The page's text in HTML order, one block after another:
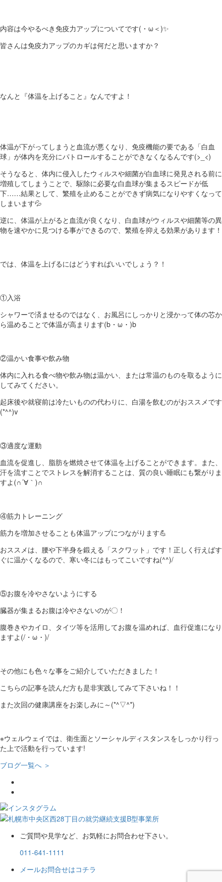
内容は今やるべき免疫力アップについてです(・ω＜)✨
皆さんは免疫力アップのカギは何だと思いますか？
なんと『体温を上げること』なんですよ！
体温が下がってしまうと血流が悪くなり、免疫機能の要である「白血
球」が体内を充分にパトロールすることができなくなるんです(>_<)
そうなると、体内に侵入したウィルスや細菌が白血球に発見される前に
増殖してしまうことで、駆除に必要な白血球が集まるスピードが低
下……結果として、繁殖を止めることができず病気になりやすくなって
しまいます💦
逆に、体温が上がると血流が良くなり、白血球がウィルスや細菌等の異
物を速やかに見つける事ができるので、繁殖を抑える効果があります！
では、体温を上げるにはどうすればいいでしょう？！
①入浴
シャワーで済ませるのではなく、お風呂にしっかりと浸かって体の芯か
ら温めることで体温が高まります(b・ω・)b
②温かい食事や飲み物
体内に入れる食べ物や飲み物は温かい、または常温のものを取るように
してみてください。
起床後や就寝前は冷たいものの代わりに、白湯を飲むのがおススメです
(*^^)v
③適度な運動
血流を促進し、脂肪を燃焼させて体温を上げることができます。また、
汗を流すことでストレスを解消することは、質の良い睡眠にも繋がりま
すよ(∩´∀｀)∩
④筋力トレーニング
筋力を増加させることも体温アップにつながります💪
おススメは、腰や下半身を鍛える「スクワット」です！正しく行えばす
ぐに温かくなるので、寒い冬にはもってこいですね(^^)/
⑤お腹を冷やさないようにする
臓器が集まるお腹は冷やさないのが〇！
腹巻きやカイロ、タイツ等を活用してお腹を温めれば、血行促進になり
ますよ(/・ω・)/
その他にも色々な事をご紹介していただきました！
こちらの記事を読んだ方も是非実践してみて下さいね！！
また次回の健康講座をお楽しみに～(*^▽^*)
※ウェルウェイでは、衛生面とソーシャルディスタンスをしっかり行っ
た上で活動を行っています!
ブログ一覧へ ＞
ご質問や見学など、お気軽にお問合わせ下さい。
011-641-1111
メールお問合せはコチラ